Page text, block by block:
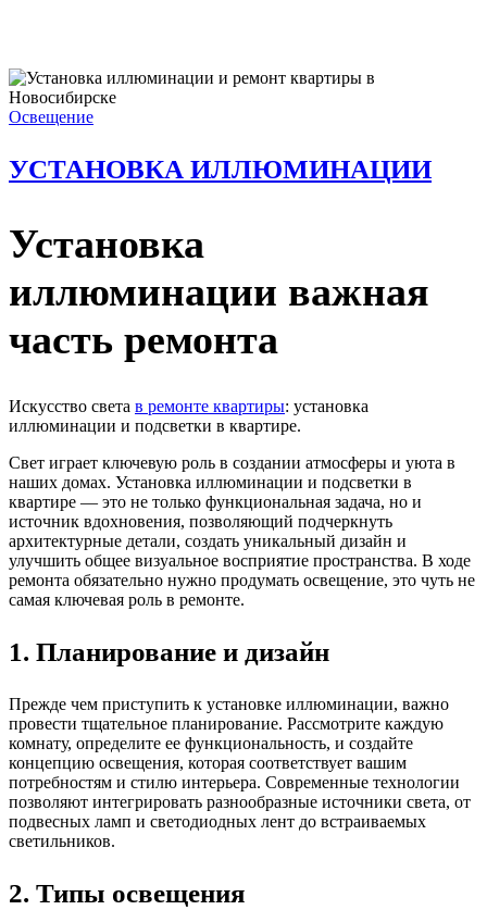
Освещение
УСТАНОВКА ИЛЛЮМИНАЦИИ
Установка
иллюминации важная
часть ремонта
Искусство света в ремонте квартиры: установка
иллюминации и подсветки в квартире.
Свет играет ключевую роль в создании атмосферы и уюта в
наших домах. Установка иллюминации и подсветки в
квартире — это не только функциональная задача, но и
источник вдохновения, позволяющий подчеркнуть
архитектурные детали, создать уникальный дизайн и
улучшить общее визуальное восприятие пространства. В ходе
ремонта обязательно нужно продумать освещение, это чуть не
самая ключевая роль в ремонте.
1. Планирование и дизайн
Прежде чем приступить к установке иллюминации, важно
провести тщательное планирование. Рассмотрите каждую
комнату, определите ее функциональность, и создайте
концепцию освещения, которая соответствует вашим
потребностям и стилю интерьера. Современные технологии
позволяют интегрировать разнообразные источники света, от
подвесных ламп и светодиодных лент до встраиваемых
светильников.
2. Типы освещения